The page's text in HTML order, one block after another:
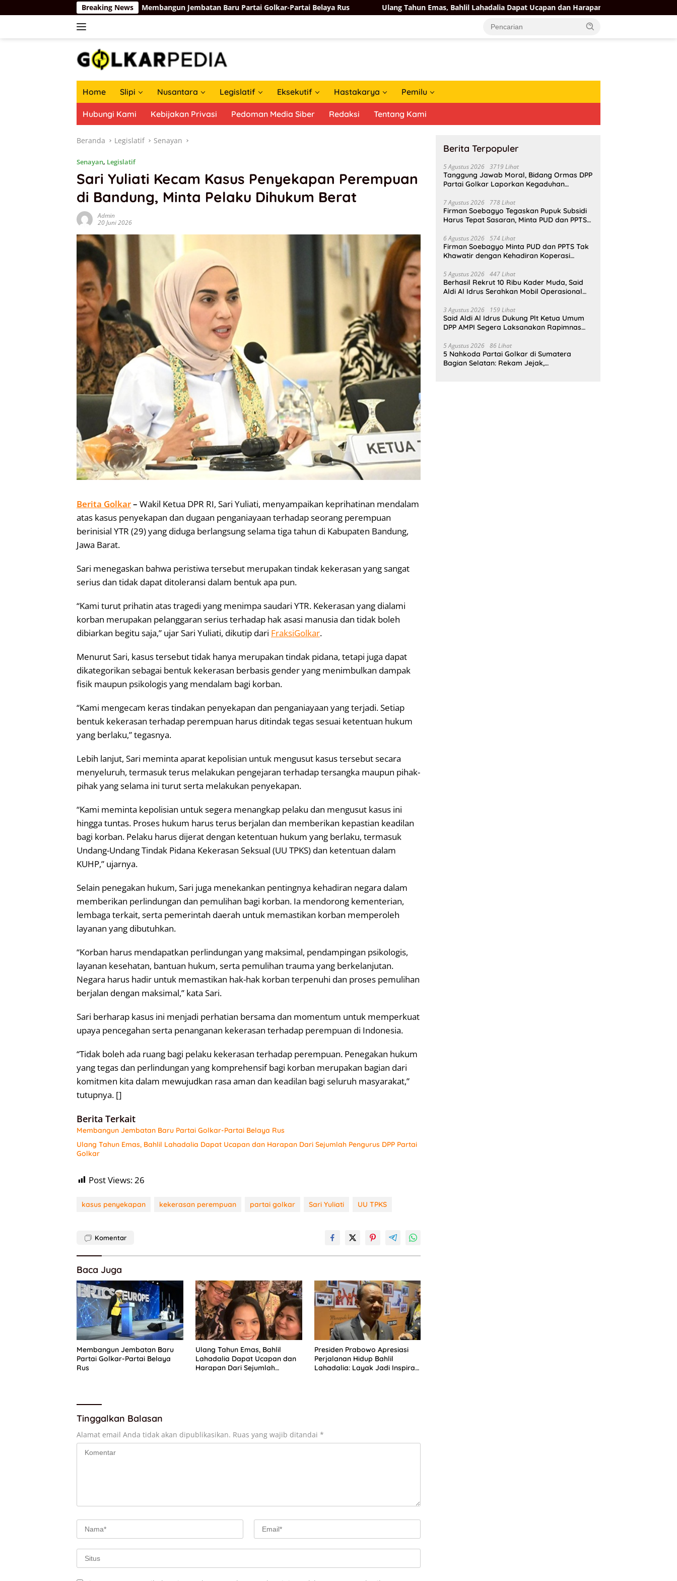
ke
Breaking News
Membangun Jembatan Baru Partai Golkar-Partai Belaya Rus Ulang Tahun Emas, Bahlil Lahadalia Dapat Ucapan dan Harapan Dari Sejumlah Pengurus DPP Partai
Home Slipi Nusantara Legislatif Eksekutif Hastakarya Pemilu
Hubungi Kami Kebijakan Privasi Pedoman Media Siber Redaksi Tentang Kami
Beranda Legislatif Senayan
Senayan, Legislatif
Sari Yuliati Kecam Kasus Penyekapan Perempuan
di Bandung, Minta Pelaku Dihukum Berat
Admin
20 Juni 2026
Berita Golkar– Wakil Ketua DPR RI, Sari Yuliati, menyampaikan keprihatinan mendalam
atas kasus penyekapan dan dugaan penganiayaan terhadap seorang perempuan
berinisial YTR (29) yang diduga berlangsung selama tiga tahun di Kabupaten Bandung,
Jawa Barat.
Sari menegaskan bahwa peristiwa tersebut merupakan tindak kekerasan yang sangat
serius dan tidak dapat ditoleransi dalam bentuk apa pun.
“Kami turut prihatin atas tragedi yang menimpa saudari YTR. Kekerasan yang dialami
korban merupakan pelanggaran serius terhadap hak asasi manusia dan tidak boleh
dibiarkan begitu saja,” ujar Sari Yuliati, dikutip dari FraksiGolkar.
Menurut Sari, kasus tersebut tidak hanya merupakan tindak pidana, tetapi juga dapat
dikategorikan sebagai bentuk kekerasan berbasis gender yang menimbulkan dampak
fisik maupun psikologis yang mendalam bagi korban.
“Kami mengecam keras tindakan penyekapan dan penganiayaan yang terjadi. Setiap
bentuk kekerasan terhadap perempuan harus ditindak tegas sesuai ketentuan hukum
yang berlaku,” tegasnya.
Lebih lanjut, Sari meminta aparat kepolisian untuk mengusut kasus tersebut secara
menyeluruh, termasuk terus melakukan pengejaran terhadap tersangka maupun pihak-
pihak yang selama ini turut serta melakukan penyekapan.
“Kami meminta kepolisian untuk segera menangkap pelaku dan mengusut kasus ini
hingga tuntas. Proses hukum harus terus berjalan dan memberikan kepastian keadilan
bagi korban. Pelaku harus dijerat dengan ketentuan hukum yang berlaku, termasuk
Undang-Undang Tindak Pidana Kekerasan Seksual (UU TPKS) dan ketentuan dalam
KUHP,” ujarnya.
Selain penegakan hukum, Sari juga menekankan pentingnya kehadiran negara dalam
memberikan perlindungan dan pemulihan bagi korban. Ia mendorong kementerian,
lembaga terkait, serta pemerintah daerah untuk memastikan korban memperoleh
layanan yang dibutuhkan.
“Korban harus mendapatkan perlindungan yang maksimal, pendampingan psikologis,
layanan kesehatan, bantuan hukum, serta pemulihan trauma yang berkelanjutan.
Negara harus hadir untuk memastikan hak-hak korban terpenuhi dan proses pemulihan
berjalan dengan maksimal,” kata Sari.
Sari berharap kasus ini menjadi perhatian bersama dan momentum untuk memperkuat
upaya pencegahan serta penanganan kekerasan terhadap perempuan di Indonesia.
“Tidak boleh ada ruang bagi pelaku kekerasan terhadap perempuan. Penegakan hukum
yang tegas dan perlindungan yang komprehensif bagi korban merupakan bagian dari
komitmen kita dalam mewujudkan rasa aman dan keadilan bagi seluruh masyarakat,”
tutupnya. []
Berita Terkait
Membangun Jembatan Baru Partai Golkar-Partai Belaya Rus
Ulang Tahun Emas, Bahlil Lahadalia Dapat Ucapan dan Harapan Dari Sejumlah Pengurus DPP Partai
Golkar
Post Views:26
kasus penyekapan kekerasan perempuan partai golkar Sari Yuliati UU TPKS
Komentar
Baca Juga
Membangun Jembatan Baru
Partai Golkar-Partai Belaya
Rus
Ulang Tahun Emas, Bahlil
Lahadalia Dapat Ucapan dan
Harapan Dari Sejumlah
Presiden Prabowo Apresiasi
Perjalanan Hidup Bahlil
Lahadalia: Layak Jadi Inspirasi
Tinggalkan Balasan
Alamat email Anda tidak akan dipublikasikan. Ruas yang wajib ditandai *
Berita Terpopuler
5 Agustus 2026 3719 Lihat
Tanggung Jawab Moral, Bidang Ormas DPP
Partai Golkar Laporkan Kegaduhan
7 Agustus 2026 778 Lihat
Firman Soebagyo Tegaskan Pupuk Subsidi
Harus Tepat Sasaran, Minta PUD dan PPTS
6 Agustus 2026 574 Lihat
Firman Soebagyo Minta PUD dan PPTS Tak
Khawatir dengan Kehadiran Koperasi
5 Agustus 2026 447 Lihat
Berhasil Rekrut 10 Ribu Kader Muda, Said
Aldi Al Idrus Serahkan Mobil Operasional
3 Agustus 2026 159 Lihat
Said Aldi Al Idrus Dukung Plt Ketua Umum
DPP AMPI Segera Laksanakan Rapimnas
5 Agustus 2026 86 Lihat
5 Nahkoda Partai Golkar di Sumatera
Bagian Selatan: Rekam Jejak,